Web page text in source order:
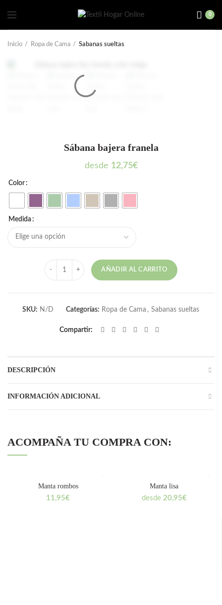
0
Inicio Ropa de Cama Sabanas sueltas
Sábana bajera franela
desde 12,75€
Color
Medida
Cantidad
AÑADIR AL CARRITO
SKU: N/D Categorías: Ropa de Cama , Sabanas sueltas
Compartir
DESCRIPCIÓN
INFORMACIÓN ADICIONAL
ACOMPAÑA TU COMPRA CON:
Manta rombos
11,95€
Manta lisa
desde 20,95€